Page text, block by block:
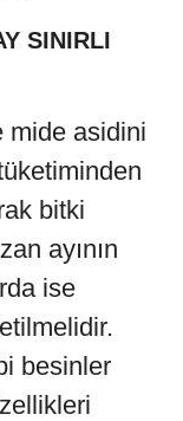
SINIRLI
mide asidini
bitki
ayının
ise
besinler